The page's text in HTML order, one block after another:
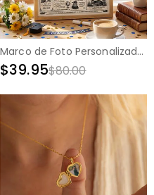
Marco de Foto Personalizado Diseño de Periódico con Artículos Aleatorios Mejor Regalo para Graduación
$39.95$80.00